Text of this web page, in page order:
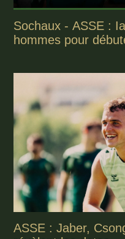
Sochaux - ASSE :
hommes pour
ASSE : Jaber,